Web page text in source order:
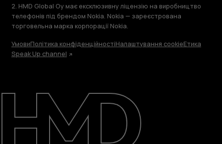
Детальніше
Підтримка
2. HMD Global Oy має ексклюзивну ліцензію на виробництво
телефонів під брендом Nokia. Nokia — зареєстрована
торговельна марка корпорації Nokia.
УмовиПолітика конфіденційностіНалаштування cookieЕтика
Speak Up channel